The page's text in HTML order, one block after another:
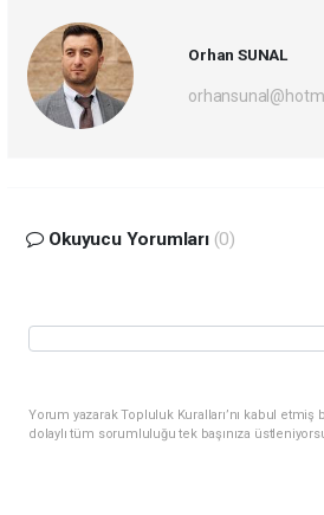
Orhan SUNAL
Okuyucu Yorumları (0)
Yorum yazarak Topluluk Kuralları’nı kabul
dolaylı tüm sorumluluğu tek başınıza